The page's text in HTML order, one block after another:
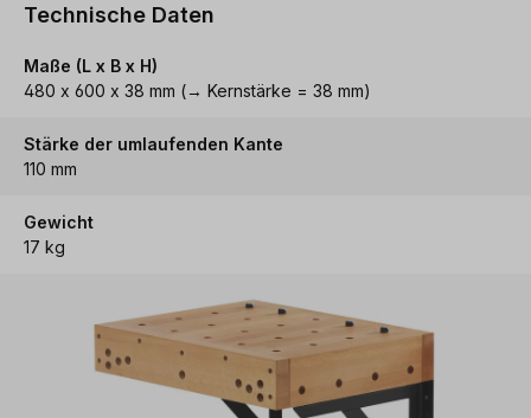
Technische Daten
Maße (L x B x H)
480 x 600 x 38 mm (→ Kernstärke = 38 mm)
Stärke der umlaufenden Kante
110 mm
Gewicht
17 kg